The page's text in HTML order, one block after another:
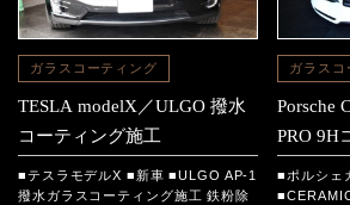
ガラスコーティング
TESLA modelX／ULGO 撥水
コーティング施工
■テスラモデルX ■新車 ■ULGO AP-1
撥水ガラスコーティング施工 鉄粉除
ガラスコ
Porsche
PRO 9H
■ポルシェ